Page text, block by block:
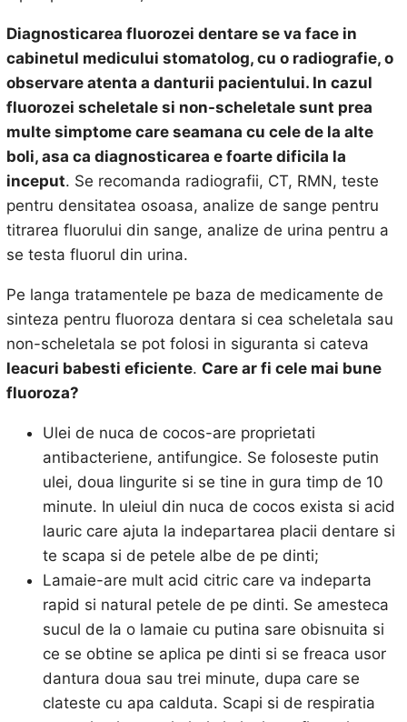
Diagnosticarea fluorozei dentare se va face in
cabinetul medicului stomatolog, cu o radiografie, o
observare atenta a danturii pacientului. In cazul
fluorozei scheletale si non-scheletale sunt prea
multe simptome care seamana cu cele de la alte
boli, asa ca diagnosticarea e foarte dificila la
inceput. Se recomanda radiografii, CT, RMN, teste
pentru densitatea osoasa, analize de sange pentru
titrarea fluorului din sange, analize de urina pentru a
se testa fluorul din urina.
Pe langa tratamentele pe baza de medicamente de
sinteza pentru fluoroza dentara si cea scheletala sau
non-scheletala se pot folosi in siguranta si cateva
leacuri babesti eficiente. Care ar fi cele mai bune
fluoroza?
Ulei de nuca de cocos-are proprietati
antibacteriene, antifungice. Se foloseste putin
ulei, doua lingurite si se tine in gura timp de 10
minute. In uleiul din nuca de cocos exista si acid
lauric care ajuta la indepartarea placii dentare si
te scapa si de petele albe de pe dinti;
Lamaie-are mult acid citric care va indeparta
rapid si natural petele de pe dinti. Se amesteca
sucul de la o lamaie cu putina sare obisnuita si
ce se obtine se aplica pe dinti si se freaca usor
dantura doua sau trei minute, dupa care se
clateste cu apa calduta. Scapi si de respiratia